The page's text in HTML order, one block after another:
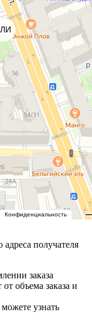
получателя
заказа
объема заказа и
узнать